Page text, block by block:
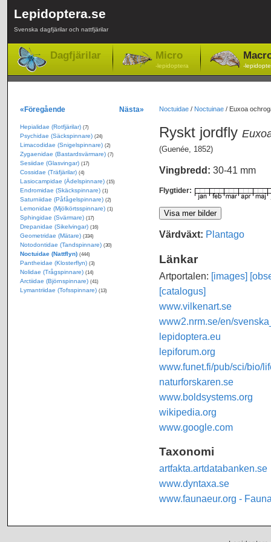
Lepidoptera.se
Svenska dagfjärilar och nattfjärilar
Dagfjärilar Micro
-lepidoptera -
Noctuidae/ Noctuinae/ Euxoa
Ryskt jordfly
(Guenée, 1852)
Vingbredd: 30-41 mm
Flygtider:
Värdväxt: Plantago
Länkar
Artportalen: [images]
[catalogus]
www.vilkenart.se
www2.nrm.se/en/
lepidoptera.eu
lepiforum.org
www.funet.fi/pub/sci/bio/
naturforskaren.se
www.boldsystems.org
wikipedia.org
www.google.com
Taxonomi
artfakta.artdatabanken.se
www.dyntaxa.se
www.faunaeur.org -
«Föregående Nästa»
Hepialidae (Rotfjärilar) (7)
Psychidae (Säckspinnare) (24)
Limacodidae (Snigelspinnare) (2)
Zygaenidae (Bastardsvärmare) (7)
Sesiidae (Glasvingar) (17)
Cossidae (Träfjärilar) (4)
Lasiocampidae (Ädelspinnare) (15)
Endromidae (Skäckspinnare) (1)
Saturniidae (Påfågelspinnare) (2)
Lemonidae (Mjölkörtsspinnare) (1)
Sphingidae (Svärmare) (17)
Drepanidae (Sikelvingar) (16)
Geometridae (Mätare) (334)
Notodontidae (Tandspinnare) (30)
Noctuidae (Nattflyn) (444)
Pantheidae (Klosterflyn) (3)
Nolidae (Trågspinnare) (14)
Arctiidae (Björnspinnare) (41)
Lymantriidae (Tofsspinnare) (13)